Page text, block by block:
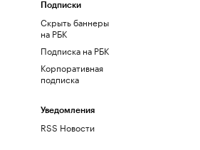
Подписки
Скрыть баннеры
на РБК
Подписка на РБК
Корпоративная
подписка
Уведомления
RSS Новости